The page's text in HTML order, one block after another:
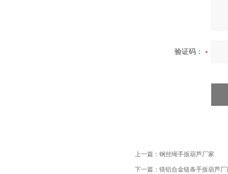
验证码：
上一篇： 钢丝绳手扳葫芦厂家
下一篇： 镁铝合金链条手扳葫芦厂